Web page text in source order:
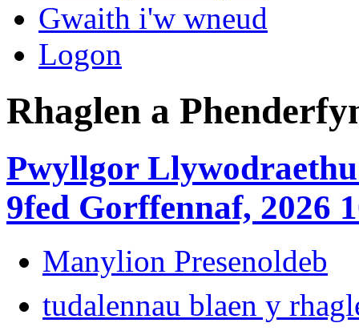
Gwaith i'w wneud
Logon
Rhaglen a
Pwyllgor
9fed Gorffennaf, 2026
Manylion Presenoldeb
tudalennau blaen y